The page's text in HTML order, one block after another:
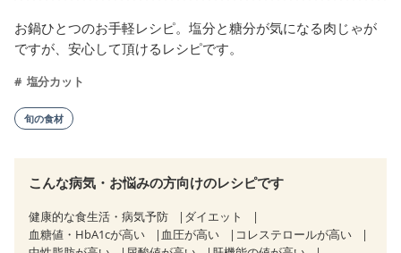
お鍋ひとつのお手軽レシピ。塩分と糖分が気になる肉じゃが
ですが、安心して頂けるレシピです。
塩分カット
旬の食材
こんな病気・お悩みの方向けのレシピです
健康的な食生活・病気予防
ダイエット
血糖値・HbA1cが高い
血圧が高い
コレステロールが高い